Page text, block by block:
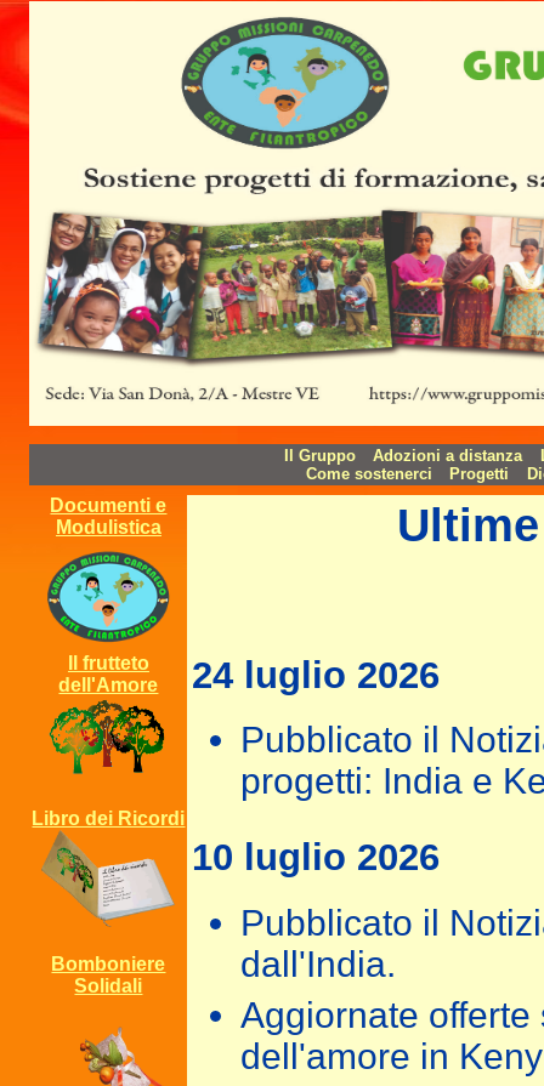
Il Gruppo Adozioni a distanza
Come sostenerci
Progetti
Documenti e
Modulistica
Il frutteto
dell'Amore
Libro dei Ricordi
Bomboniere
Solidali
24 luglio 2026
Pubblicato il
progetti: India e
10 luglio 2026
Pubblicato il
dall'India.
Aggiornate
dell'amore in